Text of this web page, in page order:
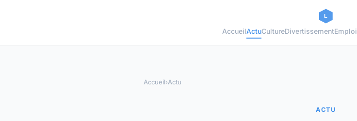
AccueilActuCultureDivertissementEmploi
Accueil›Actu
ACTU